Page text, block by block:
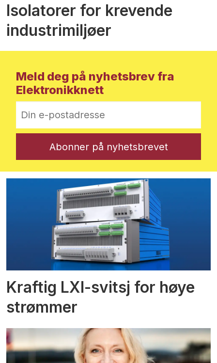
Isolatorer for krevende
industrimiljøer
Meld deg på nyhetsbrev fra
Elektronikknett
Kraftig LXI-svitsj for høye
strømmer